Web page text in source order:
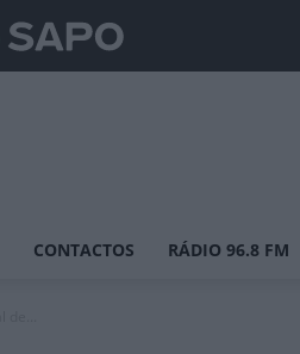
CONTACTOS RÁDIO 96.8 FM